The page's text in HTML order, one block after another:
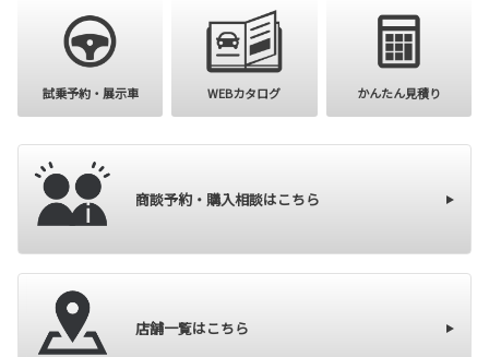
試乗予約・展示車 WEBカタログ かんたん見積り
商談予約・購入相談はこちら
店舗一覧はこちら